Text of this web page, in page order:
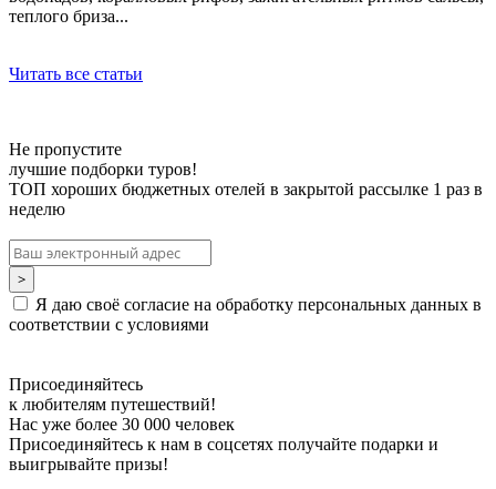
теплого бриза...
Читать все статьи
Не пропустите
лучшие подборки туров!
ТОП хороших бюджетных отелей в закрытой рассылке 1 раз в
неделю
Я даю своё согласие на обработку персональных данных в
соответствии с условиями
Присоединяйтесь
к любителям путешествий!
Нас уже более 30 000 человек
Присоединяйтесь к нам в соцсетях получайте подарки и
выигрывайте призы!